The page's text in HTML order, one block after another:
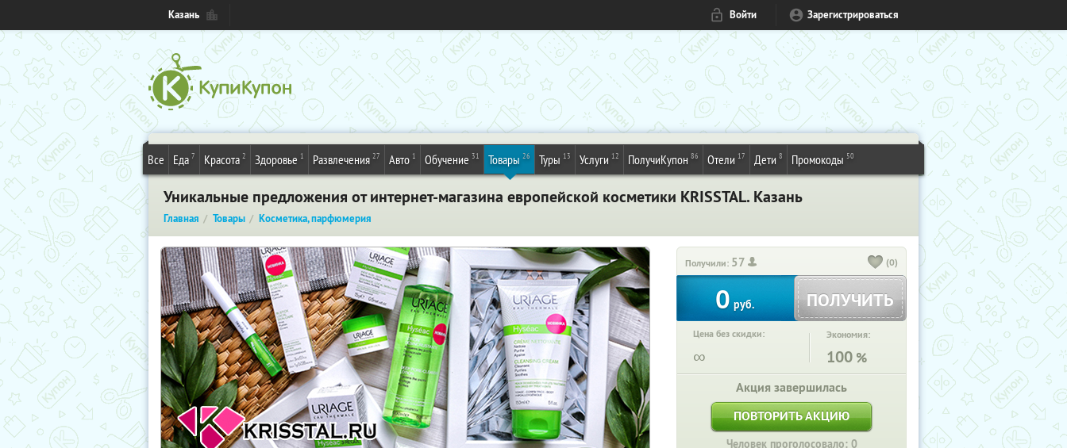
Казань Войти Зарегистрироваться
Все Еда 7 Красота 2 Здоровье 1 Развлечения 27 Авто 1 Обучение 31 Товары 26 Туры 13 Услуги 12 ПолучиКупон 86 Отели 17 Дети 8 Промокоды 50
Уникальные предложения от интернет-магазина европейской косметики KRISSTAL. Казань
Главная Товары Косметика, парфюмерия
Получили: 57 (0)
0 руб. ПОЛУЧИТЬ
Цена без скидки:
∞
Экономия:
100 %
Акция завершилась
ПОВТОРИТЬ АКЦИЮ
Человек проголосовало: 0